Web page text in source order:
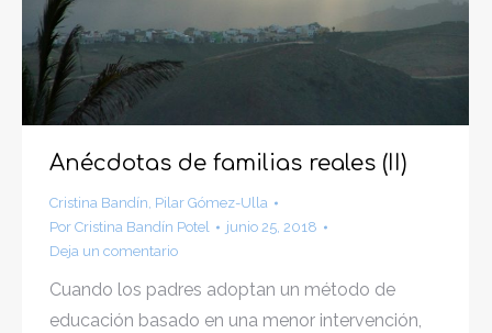
Anécdotas de familias reales (II)
Cristina Bandín, Pilar Gómez-Ulla
Por Cristina Bandín Potel
junio 25, 2018
Deja un comentario
Cuando los padres adoptan un método de
educación basado en una menor intervención,